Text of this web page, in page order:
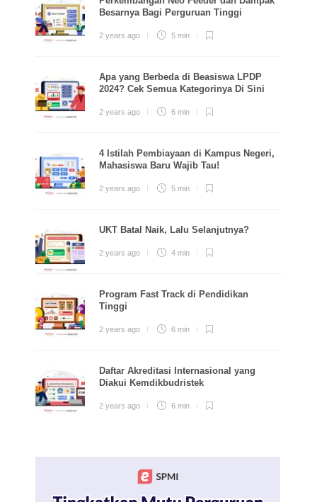
Besarnya Bagi Perguruan Tinggi
2 years ago 5 min
Apa yang Berbeda di Beasiswa LPDP
2024? Cek Semua Kategorinya Di Sini
2 years ago 6 min
4 Istilah Pembiayaan di Kampus Negeri,
Mahasiswa Baru Wajib Tau!
2 years ago 5 min
UKT Batal Naik, Lalu Selanjutnya?
2 years ago 4 min
Program Fast Track di Pendidikan
Tinggi
2 years ago 6 min
Daftar Akreditasi Internasional yang
Diakui Kemdikbudristek
2 years ago 6 min